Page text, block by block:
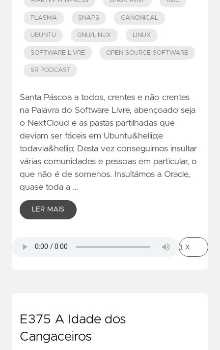
PLASMA SNAPS CANONICAL
UBUNTU GNU/LINUX LINUX
SOFTWARE LIVRE OPEN SOURCE SOFTWARE
SR PODCAST
Santa Páscoa a todos, crentes e não crentes
na Palavra do Software Livre, abençoado seja
o NextCloud e as pastas partilhadas que
deviam ser fáceis em Ubuntu&hellip;e
todavia&hellip; Desta vez conseguimos insultar
várias comunidades e pessoas em particular, o
que não é de somenos. Insultámos a Oracle,
quase toda a …
LER MAIS
E375 A Idade dos
Cangaceiros